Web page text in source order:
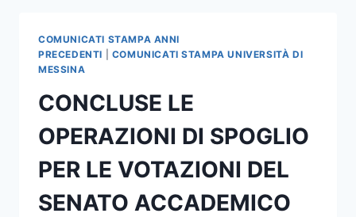
COMUNICATI STAMPA ANNI
PRECEDENTI
COMUNICATI STAMPA UNIVERSITÀ DI
MESSINA
CONCLUSE LE
OPERAZIONI DI SPOGLIO
PER LE VOTAZIONI DEL
SENATO ACCADEMICO